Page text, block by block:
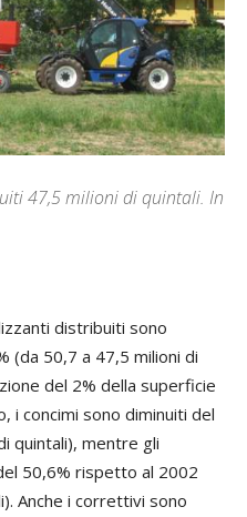
47,5 milioni di quintali. In
distribuiti sono
(da 50,7 a 47,5 milioni di
del 2% della superficie
i concimi sono diminuiti del
quintali), mentre gli
50,6% rispetto al 2002
Anche i correttivi sono